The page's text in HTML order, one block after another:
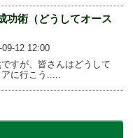
功術（どうしてオース
12 12:00
すが、皆さんはどうして
に行こう.....